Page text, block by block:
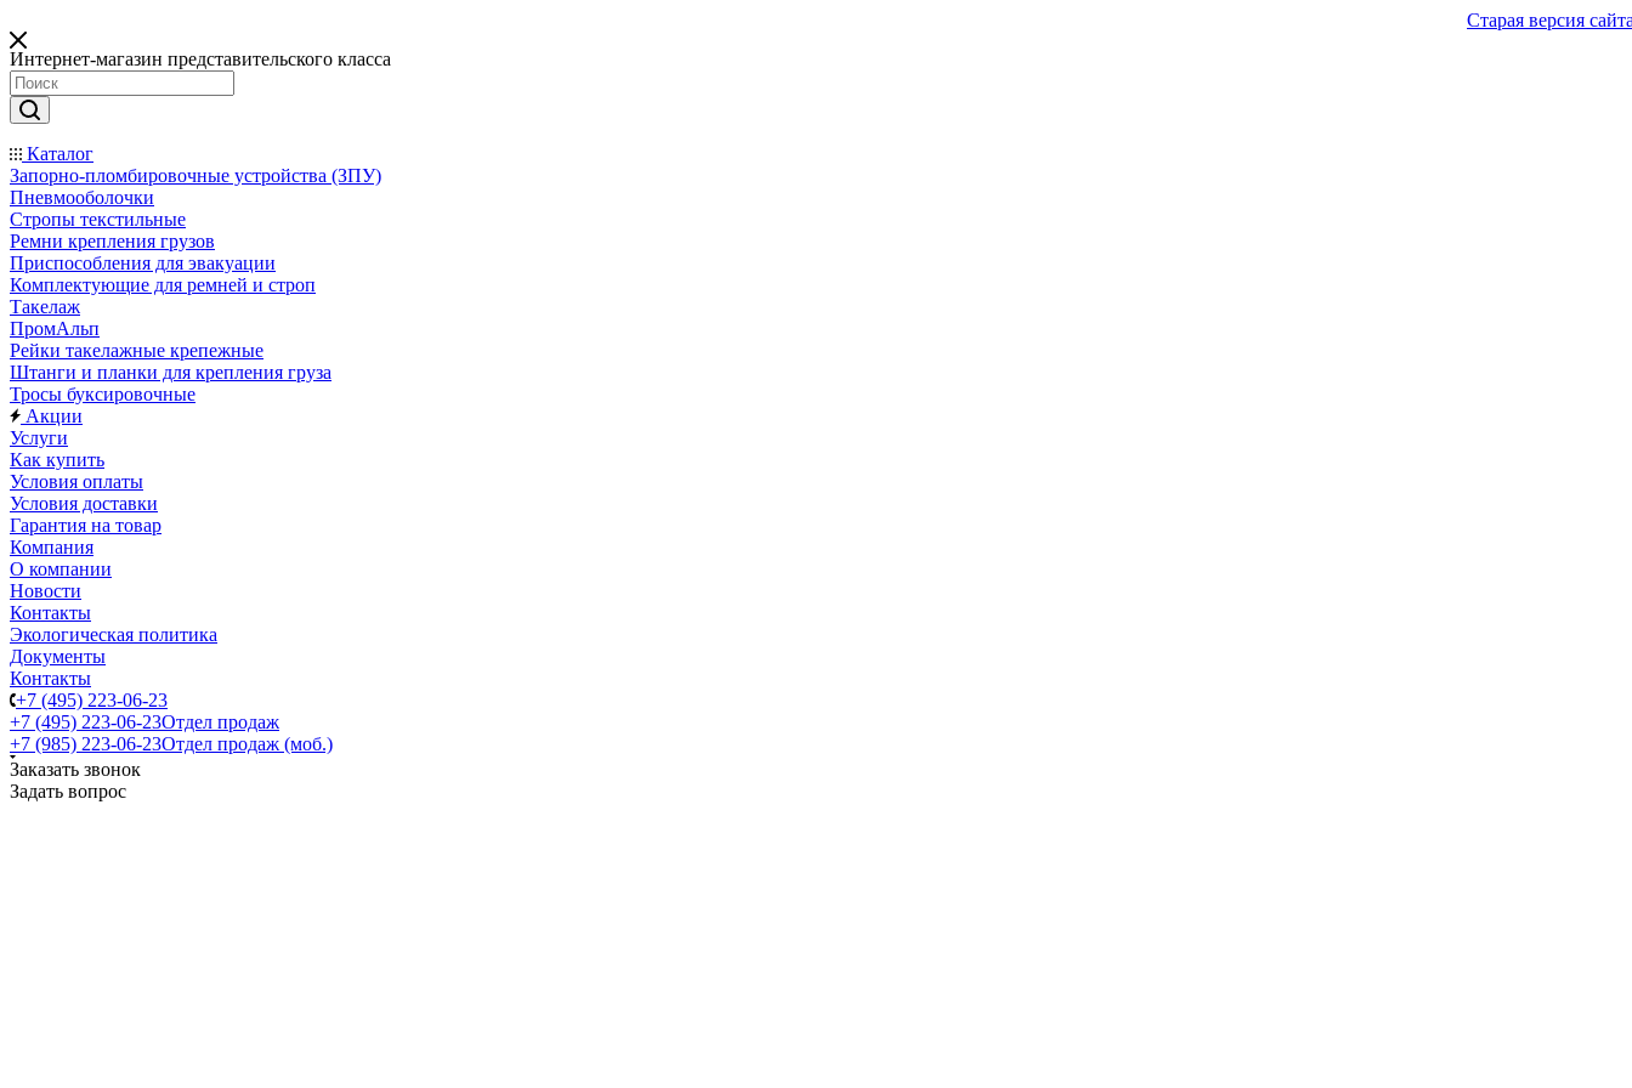
Старая версия
Интернет-магазин представительского класса
Каталог
Запорно-пломбировочные устройства (ЗПУ)
Пневмооболочки
Стропы текстильные
Ремни крепления грузов
Приспособления для эвакуации
Комплектующие для ремней и строп
Такелаж
ПромАльп
Рейки такелажные крепежные
Штанги и планки для крепления груза
Тросы буксировочные
Акции
Услуги
Как купить
Условия оплаты
Условия доставки
Гарантия на товар
Компания
О компании
Новости
Контакты
Экологическая политика
Документы
Контакты
+7 (495) 223-06-23
+7 (495) 223-06-23Отдел продаж
+7 (985) 223-06-23Отдел продаж (моб.)
Заказать звонок
Задать вопрос